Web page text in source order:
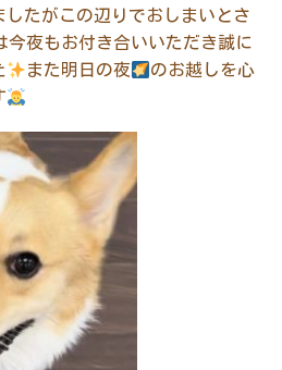
たがこの辺りでおしまいとさ
今夜もお付き合いいただき誠に
また明日の夜
のお越しを心